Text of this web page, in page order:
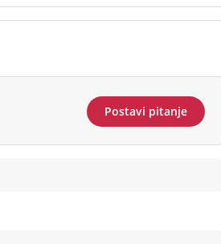
Postavi pitanje